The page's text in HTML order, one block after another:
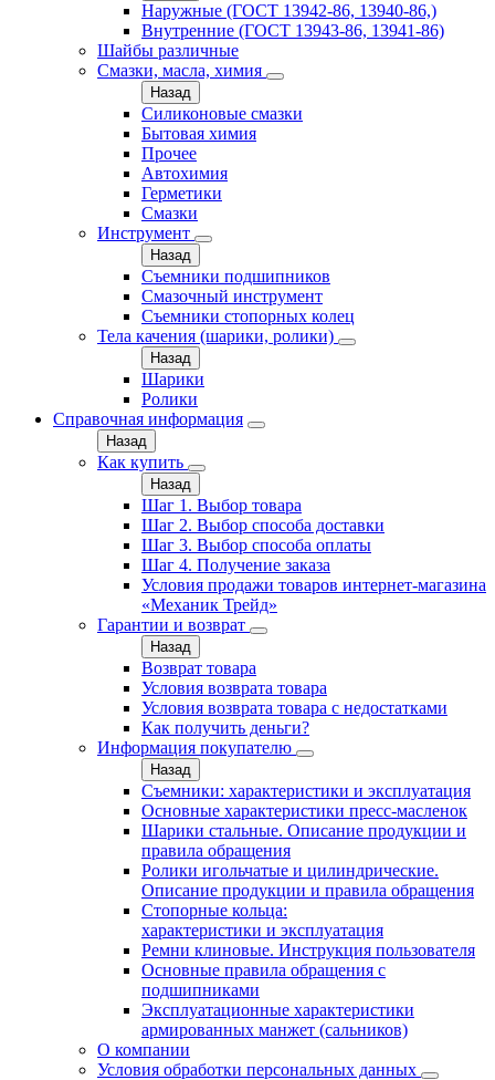
Наружные (ГОСТ 13942-86, 13940-86,)
Внутренние (ГОСТ 13943-86, 13941-86)
Шайбы различные
Смазки, масла, химия
Назад
Силиконовые смазки
Бытовая химия
Прочее
Автохимия
Герметики
Смазки
Инструмент
Назад
Съемники подшипников
Смазочный инструмент
Съемники стопорных колец
Тела качения (шарики, ролики)
Назад
Шарики
Ролики
Справочная информация
Назад
Как купить
Назад
Шаг 1. Выбор товара
Шаг 2. Выбор способа доставки
Шаг 3. Выбор способа оплаты
Шаг 4. Получение заказа
Условия продажи товаров интернет-магазина
«Механик Трейд»
Гарантии и возврат
Назад
Возврат товара
Условия возврата товара
Условия возврата товара с недостатками
Как получить деньги?
Информация покупателю
Назад
Съемники: характеристики и эксплуатация
Основные характеристики пресс‑масленок
Шарики стальные. Описание продукции и
правила обращения
Ролики игольчатые и цилиндрические.
Описание продукции и правила обращения
Стопорные кольца:
характеристики и эксплуатация
Ремни клиновые. Инструкция пользователя
Основные правила обращения с
подшипниками
Эксплуатационные характеристики
армированных манжет (сальников)
О компании
Условия обработки персональных данных